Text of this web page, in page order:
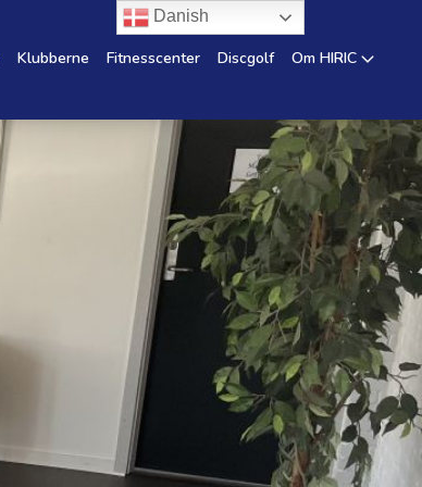
Klubberne Fitnesscenter Discgolf Om HIRIC
Danish